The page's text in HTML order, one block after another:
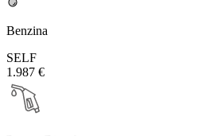
Benzina
SELF
1.987 €